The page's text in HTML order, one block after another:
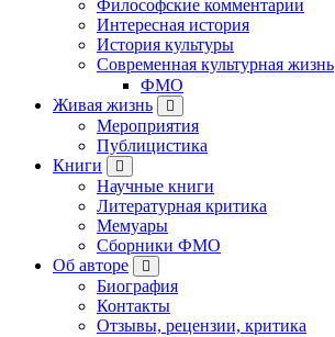
Философские комментарии
Интересная история
История культуры
Современная культурная жизнь
ФМО
Живая жизнь
Мероприятия
Публицистика
Книги
Научные книги
Литературная критика
Мемуары
Сборники ФМО
Об авторе
Биография
Контакты
Отзывы, рецензии, критика